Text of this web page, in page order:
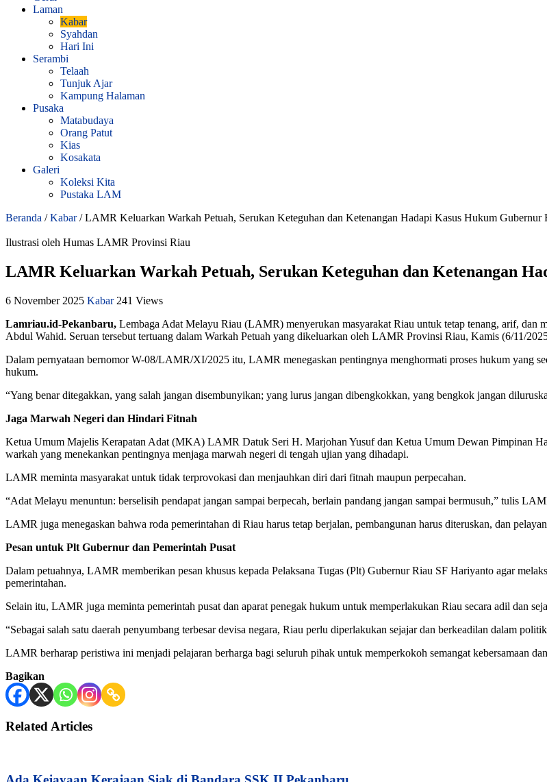
Laman
Kabar
Syahdan
Hari Ini
Serambi
Telaah
Tunjuk Ajar
Kampung Halaman
Pusaka
Matabudaya
Orang Patut
Kias
Kosakata
Galeri
Koleksi Kita
Pustaka LAM
Beranda / Kabar / LAMR Keluarkan Warkah Petuah, Serukan Keteguhan dan Ketenangan Hadapi Kasus Hukum Gubernur
Ilustrasi oleh Humas LAMR Provinsi Riau
LAMR Keluarkan Warkah Petuah, Serukan Keteguhan dan Ketenangan
6 November 2025 Kabar 241 Views
Lamriau.id-Pekanbaru, Lembaga Adat Melayu Riau (LAMR) menyerukan masyarakat Riau untuk tetap tenang, arif, dan
Abdul Wahid. Seruan tersebut tertuang dalam Warkah Petuah yang dikeluarkan oleh LAMR Provinsi Riau, Kamis (6/11/
Dalam pernyataan bernomor W-08/LAMR/XI/2025 itu, LAMR menegaskan pentingnya menghormati proses hukum yang
hukum.
“Yang benar ditegakkan, yang salah jangan disembunyikan; yang lurus jangan dibengkokkan, yang bengkok jangan
Jaga Marwah Negeri dan Hindari Fitnah
Ketua Umum Majelis Kerapatan Adat (MKA) LAMR Datuk Seri H. Marjohan Yusuf dan Ketua Umum Dewan Pimpinan
warkah yang menekankan pentingnya menjaga marwah negeri di tengah ujian yang dihadapi.
LAMR meminta masyarakat untuk tidak terprovokasi dan menjauhkan diri dari fitnah maupun perpecahan.
“Adat Melayu menuntun: berselisih pendapat jangan sampai berpecah, berlain pandang jangan sampai bermusuh,” tulis
LAMR juga menegaskan bahwa roda pemerintahan di Riau harus tetap berjalan, pembangunan harus diteruskan, dan
Pesan untuk Plt Gubernur dan Pemerintah Pusat
Dalam petuahnya, LAMR memberikan pesan khusus kepada Pelaksana Tugas (Plt) Gubernur Riau SF Hariyanto agar
pemerintahan.
Selain itu, LAMR juga meminta pemerintah pusat dan aparat penegak hukum untuk memperlakukan Riau secara adil dan
“Sebagai salah satu daerah penyumbang terbesar devisa negara, Riau perlu diperlakukan sejajar dan berkeadilan dalam
LAMR berharap peristiwa ini menjadi pelajaran berharga bagi seluruh pihak untuk memperkokoh semangat kebersamaan
Bagikan
Related Articles